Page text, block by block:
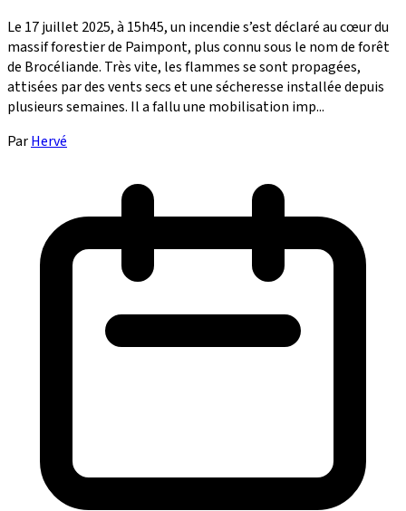
Le 17 juillet 2025, à 15h45, un incendie s’est déclaré au cœur du
massif forestier de Paimpont, plus connu sous le nom de forêt
de Brocéliande. Très vite, les flammes se sont propagées,
attisées par des vents secs et une sécheresse installée depuis
plusieurs semaines. Il a fallu une mobilisation imp...
ParHervé